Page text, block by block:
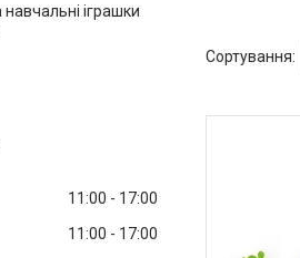
іграшки
11:00
17:00
11:00
17:00